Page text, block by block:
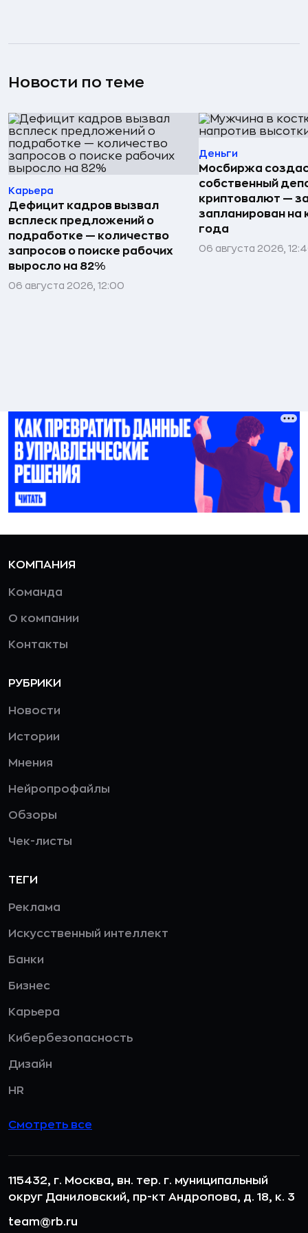
Новости по теме
Карьера
Дефицит кадров вызвал
всплеск предложений о
подработке — количество
запросов о поиске рабочих
выросло на 82%
06 августа 2026, 12:00
Деньги
Мосбиржа
собственный
криптовалют —
запланирован на
года
06 августа 2026,
КОМПАНИЯ
Команда
О компании
Контакты
РУБРИКИ
Новости
Истории
Мнения
Нейропрофайлы
Обзоры
Чек-листы
ТЕГИ
Реклама
Искусственный интеллект
Банки
Бизнес
Карьера
Кибербезопасность
Дизайн
HR
Смотреть все
115432, г. Москва, вн. тер. г. муниципальный
округ Даниловский, пр-кт Андропова, д. 18, к. 3
team@rb.ru